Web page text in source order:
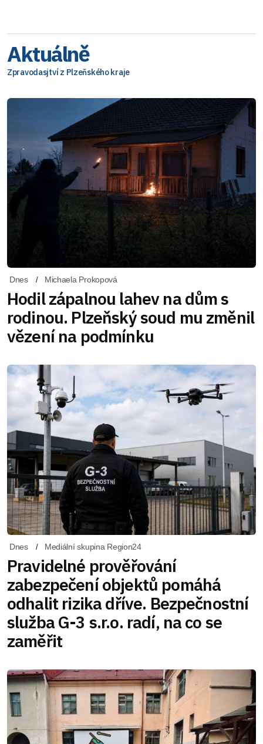
Aktuálně
Zpravodasjtví z Plzeňského kraje
Dnes Michaela Prokopová
Hodil zápalnou lahev na dům s
rodinou. Plzeňský soud mu změnil
vězení na podmínku
Dnes Mediální skupina Region24
Pravidelné prověřování
zabezpečení objektů pomáhá
odhalit rizika dříve. Bezpečnostní
služba G-3 s.r.o. radí, na co se
zaměřit